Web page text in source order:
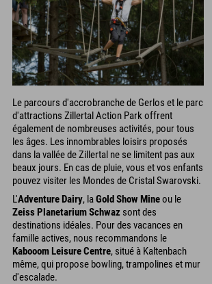
Le parcours d'accrobranche de Gerlos et le parc
d'attractions Zillertal Action Park offrent
également de nombreuses activités, pour tous
les âges. Les innombrables loisirs proposés
dans la vallée de Zillertal ne se limitent pas aux
beaux jours. En cas de pluie, vous et vos enfants
pouvez visiter les Mondes de Cristal Swarovski.
L'Adventure Dairy, laGold Show Mineou le
Zeiss Planetarium Schwaz sont des
destinations idéales. Pour des vacances en
famille actives, nous recommandons le
Kabooom Leisure Centre, situé à Kaltenbach
même, qui propose bowling, trampolines et mur
d'escalade.